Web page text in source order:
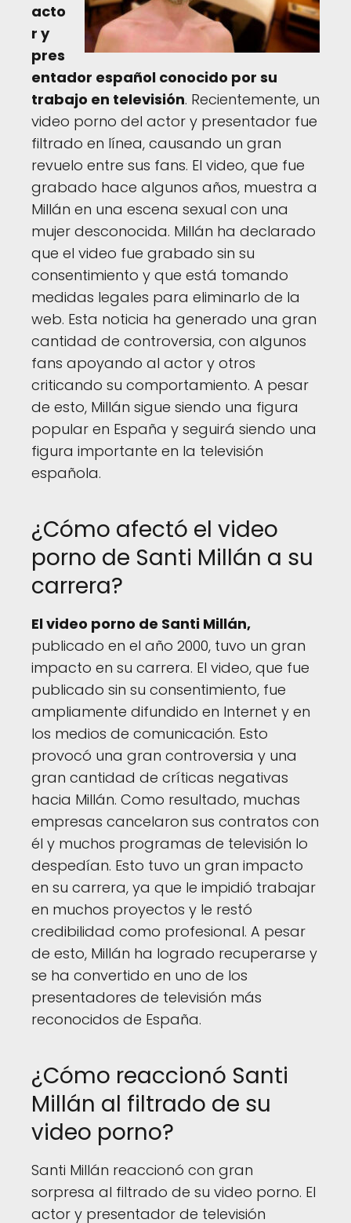
acto
r y
pres
entador español conocido por su
trabajo en televisión. Recientemente, un
video porno del actor y presentador fue
filtrado en línea, causando un gran
revuelo entre sus fans. El video, que fue
grabado hace algunos años, muestra a
Millán en una escena sexual con una
mujer desconocida. Millán ha declarado
que el video fue grabado sin su
consentimiento y que está tomando
medidas legales para eliminarlo de la
web. Esta noticia ha generado una gran
cantidad de controversia, con algunos
fans apoyando al actor y otros
criticando su comportamiento. A pesar
de esto, Millán sigue siendo una figura
popular en España y seguirá siendo una
figura importante en la televisión
española.
¿Cómo afectó el video
porno de Santi Millán a su
carrera?
El video porno de Santi Millán,
publicado en el año 2000, tuvo un gran
impacto en su carrera. El video, que fue
publicado sin su consentimiento, fue
ampliamente difundido en Internet y en
los medios de comunicación. Esto
provocó una gran controversia y una
gran cantidad de críticas negativas
hacia Millán. Como resultado, muchas
empresas cancelaron sus contratos con
él y muchos programas de televisión lo
despedían. Esto tuvo un gran impacto
en su carrera, ya que le impidió trabajar
en muchos proyectos y le restó
credibilidad como profesional. A pesar
de esto, Millán ha logrado recuperarse y
se ha convertido en uno de los
presentadores de televisión más
reconocidos de España.
¿Cómo reaccionó Santi
Millán al filtrado de su
video porno?
Santi Millán reaccionó con gran
sorpresa al filtrado de su video porno. El
actor y presentador de televisión